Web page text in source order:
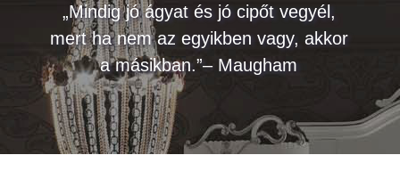
„Mindig jó ágyat és jó cipőt vegyél,
mert ha nem az egyikben vagy, akkor
a másikban.”– Maugham